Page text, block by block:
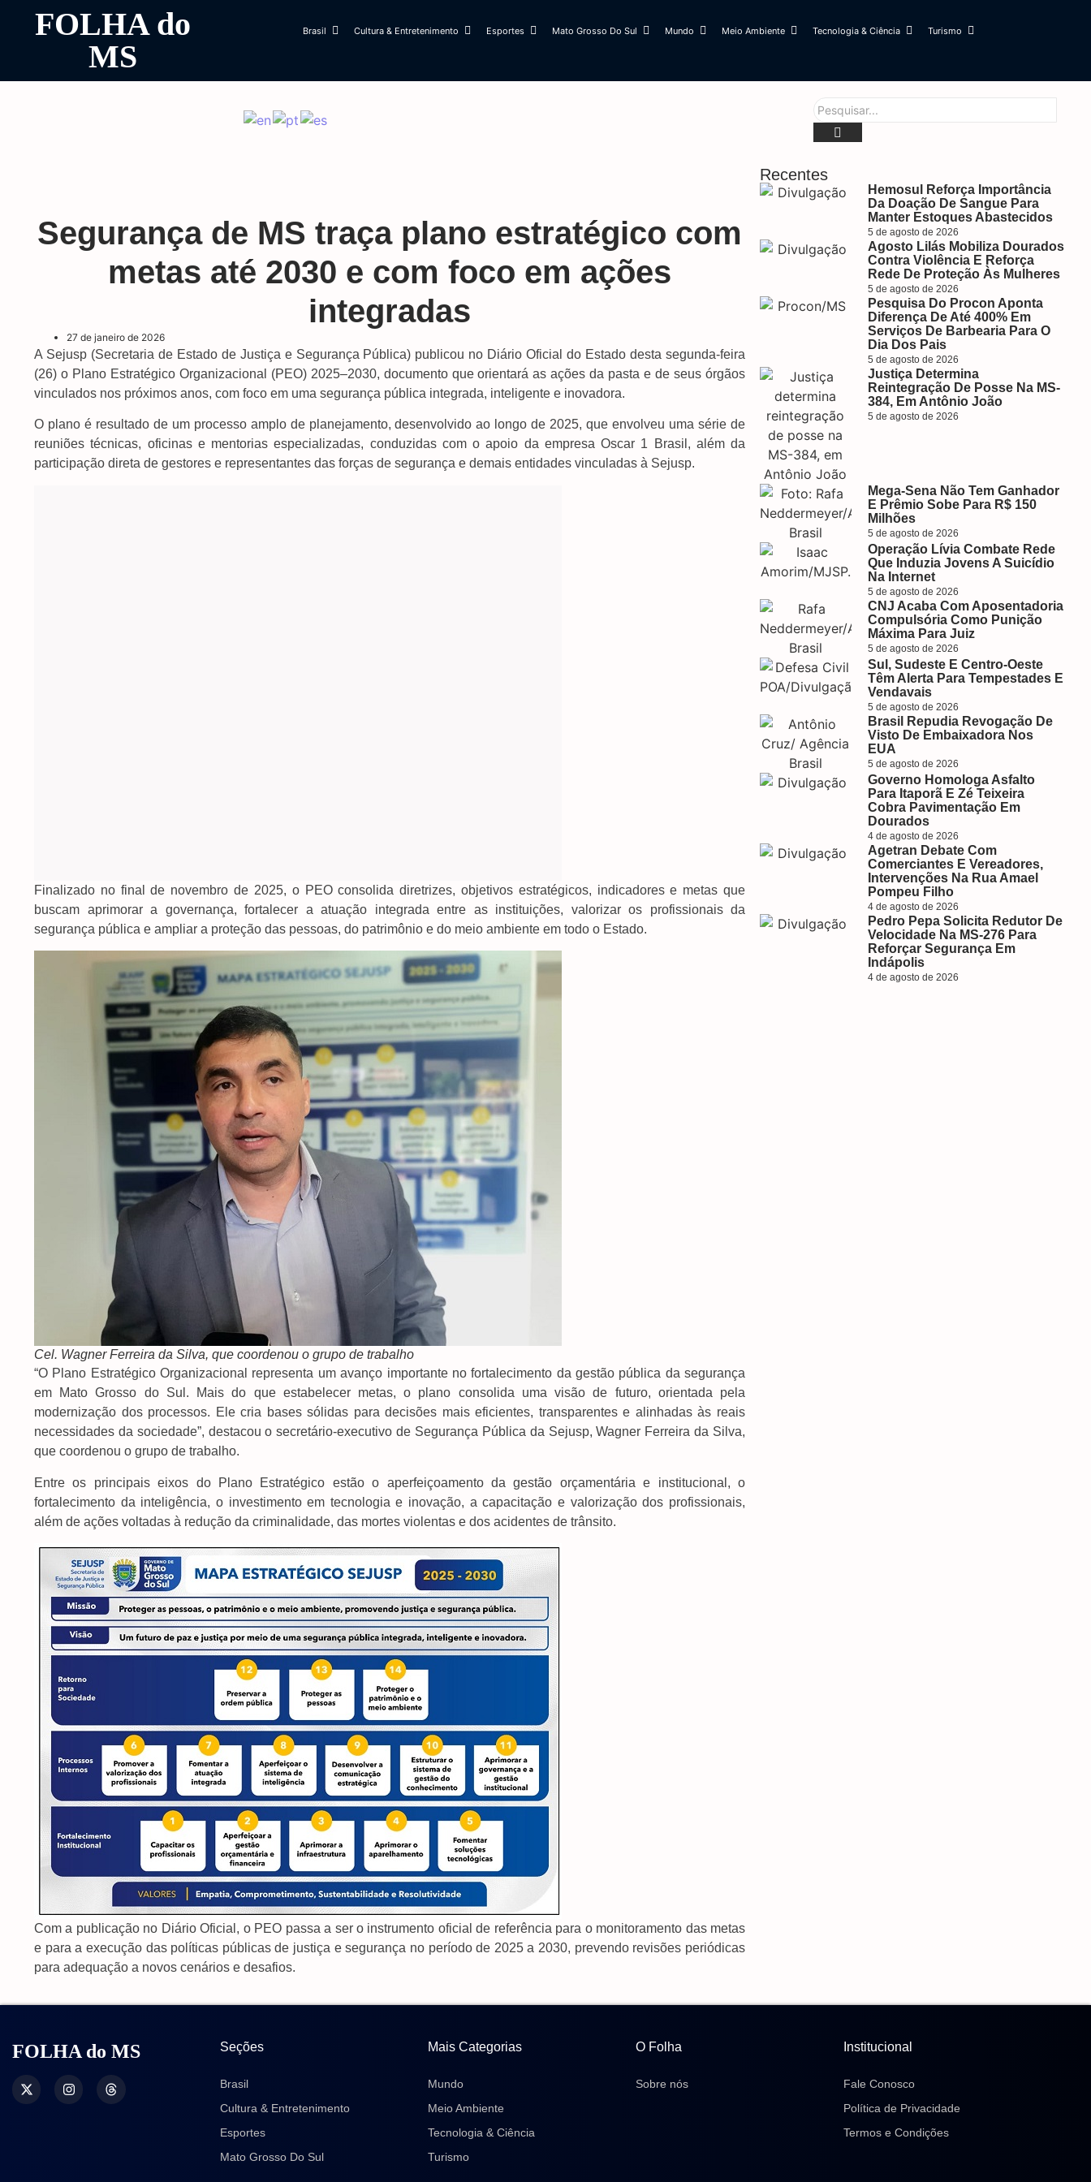
FOLHA do
MS
Brasil Cultura & Entretenimento Esportes Mato Grosso Do Sul Mundo Meio Ambiente Tecnologia & Ciência Turismo
Segurança de MS traça plano estratégico com
metas até 2030 e com foco em ações
integradas
27 de janeiro de 2026
A Sejusp (Secretaria de Estado de Justiça e Segurança Pública) publicou no Diário Oficial do Estado desta segunda-feira
(26) o Plano Estratégico Organizacional (PEO) 2025–2030, documento que orientará as ações da pasta e de seus órgãos
vinculados nos próximos anos, com foco em uma segurança pública integrada, inteligente e inovadora.
O plano é resultado de um processo amplo de planejamento, desenvolvido ao longo de 2025, que envolveu uma série de
reuniões técnicas, oficinas e mentorias especializadas, conduzidas com o apoio da empresa Oscar 1 Brasil, além da
participação direta de gestores e representantes das forças de segurança e demais entidades vinculadas à Sejusp.
Finalizado no final de novembro de 2025, o PEO consolida diretrizes, objetivos estratégicos, indicadores e metas que
buscam aprimorar a governança, fortalecer a atuação integrada entre as instituições, valorizar os profissionais da
segurança pública e ampliar a proteção das pessoas, do patrimônio e do meio ambiente em todo o Estado.
Cel. Wagner Ferreira da Silva, que coordenou o grupo de trabalho
“O Plano Estratégico Organizacional representa um avanço importante no fortalecimento da gestão pública da segurança
em Mato Grosso do Sul. Mais do que estabelecer metas, o plano consolida uma visão de futuro, orientada pela
modernização dos processos. Ele cria bases sólidas para decisões mais eficientes, transparentes e alinhadas às reais
necessidades da sociedade”, destacou o secretário-executivo de Segurança Pública da Sejusp, Wagner Ferreira da Silva,
que coordenou o grupo de trabalho.
Entre os principais eixos do Plano Estratégico estão o aperfeiçoamento da gestão orçamentária e institucional, o
fortalecimento da inteligência, o investimento em tecnologia e inovação, a capacitação e valorização dos profissionais,
além de ações voltadas à redução da criminalidade, das mortes violentas e dos acidentes de trânsito.
Com a publicação no Diário Oficial, o PEO passa a ser o instrumento oficial de referência para o monitoramento das metas
e para a execução das políticas públicas de justiça e segurança no período de 2025 a 2030, prevendo revisões periódicas
para adequação a novos cenários e desafios.
Recentes
Hemosul Reforça Importância
Da Doação De Sangue Para
Manter Estoques Abastecidos
5 de agosto de 2026
Agosto Lilás Mobiliza Dourados
Contra Violência E Reforça
Rede De Proteção Às Mulheres
5 de agosto de 2026
Pesquisa Do Procon Aponta
Diferença De Até 400% Em
Serviços De Barbearia Para O
Dia Dos Pais
5 de agosto de 2026
Justiça Determina
Reintegração De Posse Na MS-
384, Em Antônio João
5 de agosto de 2026
Mega-Sena Não Tem Ganhador
E Prêmio Sobe Para R$ 150
Milhões
5 de agosto de 2026
Operação Lívia Combate Rede
Que Induzia Jovens A Suicídio
Na Internet
5 de agosto de 2026
CNJ Acaba Com Aposentadoria
Compulsória Como Punição
Máxima Para Juiz
5 de agosto de 2026
Sul, Sudeste E Centro-Oeste
Têm Alerta Para Tempestades E
Vendavais
5 de agosto de 2026
Brasil Repudia Revogação De
Visto De Embaixadora Nos
EUA
5 de agosto de 2026
Governo Homologa Asfalto
Para Itaporã E Zé Teixeira
Cobra Pavimentação Em
Dourados
4 de agosto de 2026
Agetran Debate Com
Comerciantes E Vereadores,
Intervenções Na Rua Amael
Pompeu Filho
4 de agosto de 2026
Pedro Pepa Solicita Redutor De
Velocidade Na MS-276 Para
Reforçar Segurança Em
Indápolis
4 de agosto de 2026
FOLHA do MS Seções
Brasil
Cultura & Entretenimento
Esportes
Mato Grosso Do Sul
Mais Categorias
Mundo
Meio Ambiente
Tecnologia & Ciência
Turismo
O Folha
Sobre nós
Institucional
Fale Conosco
Política de Privacidade
Termos e Condições